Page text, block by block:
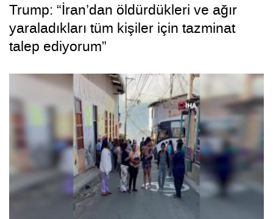
Trump: “İran’dan öldürdükleri ve ağır
yaraladıkları tüm kişiler için tazminat
talep ediyorum”